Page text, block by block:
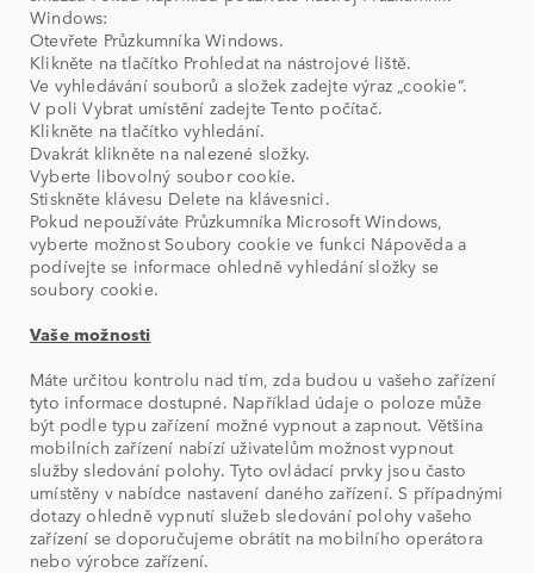
Windows:
Otevřete Průzkumníka Windows.
Klikněte na tlačítko Prohledat na nástrojové liště.
Ve vyhledávání souborů a složek zadejte výraz „cookie“.
V poli Vybrat umístění zadejte Tento počítač.
Klikněte na tlačítko vyhledání.
Dvakrát klikněte na nalezené složky.
Vyberte libovolný soubor cookie.
Stiskněte klávesu Delete na klávesnici.
Pokud nepoužíváte Průzkumníka Microsoft Windows,
vyberte možnost Soubory cookie ve funkci Nápověda a
podívejte se informace ohledně vyhledání složky se
soubory cookie.
Vaše možnosti
Máte určitou kontrolu nad tím, zda budou u vašeho zařízení
tyto informace dostupné. Například údaje o poloze může
být podle typu zařízení možné vypnout a zapnout. Většina
mobilních zařízení nabízí uživatelům možnost vypnout
služby sledování polohy. Tyto ovládací prvky jsou často
umístěny v nabídce nastavení daného zařízení. S případnými
dotazy ohledně vypnutí služeb sledování polohy vašeho
zařízení se doporučujeme obrátit na mobilního operátora
nebo výrobce zařízení.